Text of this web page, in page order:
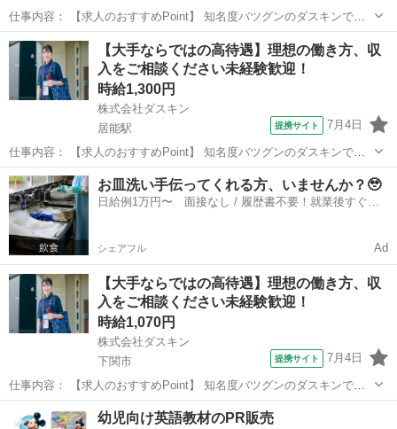
仕事内容： 【求人のおすすめPoint】 知名度バツグンのダスキンでお
仕事 未経験OK！研修充実！定着率90％以上 無理な営業やノルマはあ
りません 頑張った分だけ稼げる完全出来高制 扶養控除内や副業・Ｗワ
ークもOK 子育て世...
山口 宇部市 居能駅
【大手ならではの高待遇】理想の働き方、収
入をご相談ください未経験歓迎！
時給1,300円
株式会社ダスキン
居能駅
提携サイト 7月4日
仕事内容： 【求人のおすすめPoint】 知名度バツグンのダスキンでお
仕事 未経験OK！研修充実！定着率90％以上 無理な営業やノルマはあ
りません ご家族都合の急なお休みも対応可能 扶養控除内や副業・Ｗワ
ークもOK 働く時間...
山口 宇部市 居能駅 営業
お皿洗い手伝ってくれる方、いませんか？🥹
日給例1万円〜 面接なし / 履歴書不要！就業後すぐに
シェアフル Ad
【大手ならではの高待遇】理想の働き方、収
入をご相談ください未経験歓迎！
時給1,070円
株式会社ダスキン
下関市
提携サイト 7月4日
仕事内容： 【求人のおすすめPoint】 知名度バツグンのダスキンでお
仕事 未経験OK！研修充実！定着率90％以上 無理な営業やノルマはあ
りません ご家族都合の急なお休みも対応可能 扶養控除内や副業・Ｗワ
下関市 営業
幼児向け英語教材のPR販売